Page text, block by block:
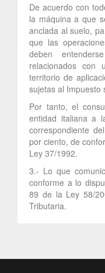
De acuerdo con
la máquina a que
anclada al suelo,
que las
deben
relacionados con
territorio de
sujetas al Impuesto
Por tanto, el
entidad italiana a
correspondiente
por ciento, de
Ley 37/1992.
3.- Lo que
conforme a lo
89 de la Ley 58/
Tributaria.